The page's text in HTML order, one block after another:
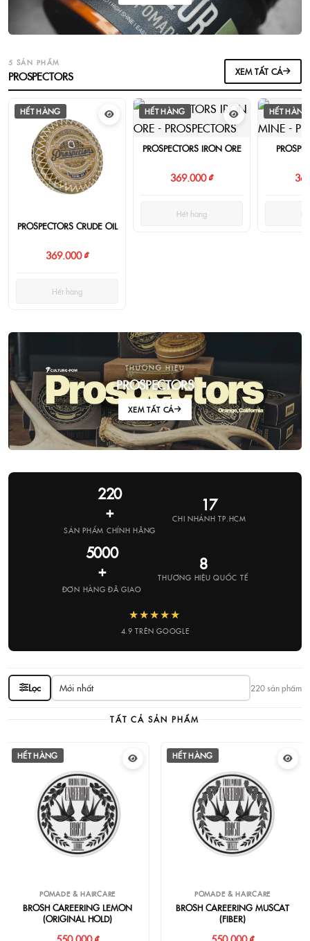
5 SẢN PHẨM
PROSPECTORS XEM TẤT CẢ
HẾT HÀNG
PROSPECTORS CRUDE OIL
369.000 ₫
Hết hàng
HẾT HÀNG
PROSPECTORS IRON ORE
369.000 ₫
Hết hàng
HẾT HÀNG
THƯƠNG HIỆU
PROSPECTORS
XEM TẤT CẢ
220
+
SẢN PHẨM CHÍNH HÃNG
17
CHI NHÁNH TP.HCM
5000
+
ĐƠN HÀNG ĐÃ GIAO
8
THƯƠNG HIỆU QUỐC TẾ
★★★★★
4.9 TRÊN GOOGLE
Lọc 220 sản phẩm
TẤT CẢ SẢN PHẨM
HẾT HÀNG
POMADE & HAIRCARE
BROSH CAREERING LEMON
(ORIGINAL HOLD)
HẾT HÀNG
POMADE & HAIRCARE
BROSH CAREERING MUSCAT
(FIBER)